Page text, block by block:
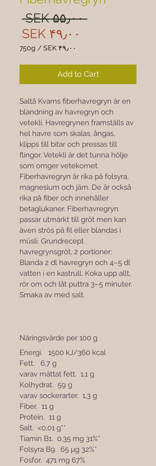
‎SEK ۵۵٫۰۰
‎SEK ۴۹٫۰۰
‎SEK ۴۹٫۰۰ /
750g
Add to Cart
Saltå Kvarns fiberhavregryn är en
blandning av havregryn och
vetekli. Havregrynen framställs av
hel havre som skalas, ångas,
klipps till bitar och pressas till
flingor. Vetekli är det tunna hölje
som omger vetekornet.
Fiberhavregryn är rika på folsyra,
magnesium och järn. De är också
rika på fiber och innehåller
betaglukaner. Fiberhavregryn
passar utmärkt till gröt men kan
även strös på fil eller blandas i
müsli. Grundrecept
havregrynsgröt, 2 portioner:
Blanda 2 dl havregryn och 4–5 dl
vatten i en kastrull. Koka upp allt,
rör om och låt puttra 3–5 minuter.
Smaka av med salt.
Näringsvärde per 100 g
Energi.   1500 kJ/360 kcal
Fett.   6,7 g
varav mättat fett.  1,1 g
Kolhydrat.  59 g
varav sockerarter.  1,3 g
Fiber.  11 g
Protein.  11 g
Salt.  <0,01 g**
Tiamin B1.  0,35 mg 31%*
Folsyra B9.  65 µg 32%*
Fosfor.  471 mg 67%